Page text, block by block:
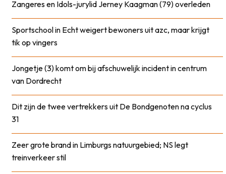
Zangeres en Idols-jurylid Jerney Kaagman (79) overleden
Sportschool in Echt weigert bewoners uit azc, maar krijgt
tik op vingers
Jongetje (3) komt om bij afschuwelijk incident in centrum
van Dordrecht
Dit zijn de twee vertrekkers uit De Bondgenoten na cyclus
31
Zeer grote brand in Limburgs natuurgebied; NS legt
treinverkeer stil